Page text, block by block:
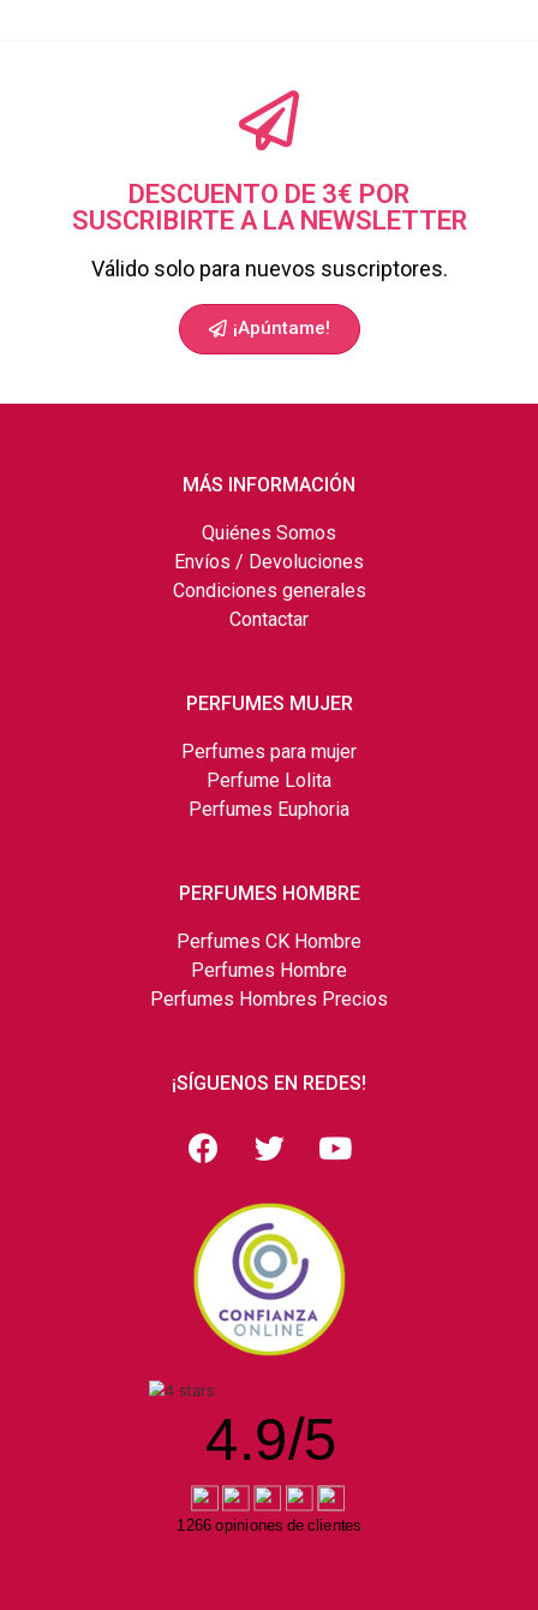
DESCUENTO DE 3€ POR
SUSCRIBIRTE A LA NEWSLETTER
Válido solo para nuevos suscriptores.
¡Apúntame!
MÁS INFORMACIÓN
Quiénes Somos
Envíos / Devoluciones
Condiciones generales
Contactar
PERFUMES MUJER
Perfumes para mujer
Perfume Lolita
Perfumes Euphoria
PERFUMES HOMBRE
Perfumes CK Hombre
Perfumes Hombre
Perfumes Hombres Precios
¡SÍGUENOS EN REDES!
4.9/5
1266 opiniones de clientes